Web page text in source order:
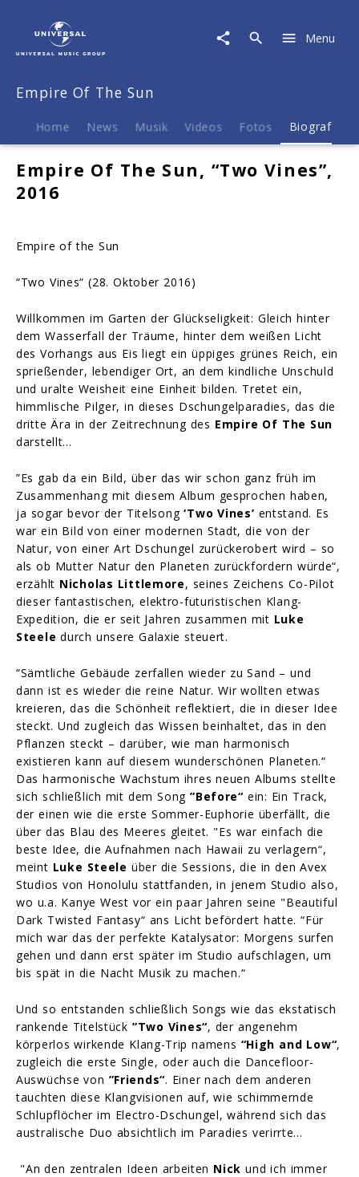
Sun
Biografie
Menu
Empire Of The Sun
Home News Musik Videos Fotos Biografie
Empire Of The Sun, “Two Vines”,
2016
Empire of the Sun
“Two Vines“ (28. Oktober 2016)
Willkommen im Garten der Glückseligkeit: Gleich hinter
dem Wasserfall der Träume, hinter dem weißen Licht
des Vorhangs aus Eis liegt ein üppiges grünes Reich, ein
sprießender, lebendiger Ort, an dem kindliche Unschuld
und uralte Weisheit eine Einheit bilden. Tretet ein,
himmlische Pilger, in dieses Dschungelparadies, das die
dritte Ära in der Zeitrechnung des Empire Of The Sun
darstellt…
”Es gab da ein Bild, über das wir schon ganz früh im
Zusammenhang mit diesem Album gesprochen haben,
ja sogar bevor der Titelsong‘Two Vines’ entstand. Es
war ein Bild von einer modernen Stadt, die von der
Natur, von einer Art Dschungel zurückerobert wird – so
als ob Mutter Natur den Planeten zurückfordern würde“,
erzählt Nicholas Littlemore, seines Zeichens Co-Pilot
dieser fantastischen, elektro-futuristischen Klang-
Expedition, die er seit Jahren zusammen mit Luke
Steele durch unsere Galaxie steuert.
“Sämtliche Gebäude zerfallen wieder zu Sand – und
dann ist es wieder die reine Natur. Wir wollten etwas
kreieren, das die Schönheit reflektiert, die in dieser Idee
steckt. Und zugleich das Wissen beinhaltet, das in den
Pflanzen steckt – darüber, wie man harmonisch
existieren kann auf diesem wunderschönen Planeten.“
Das harmonische Wachstum ihres neuen Albums stellte
sich schließlich mit dem Song”Before“ ein: Ein Track,
der einen wie die erste Sommer-Euphorie überfällt, die
über das Blau des Meeres gleitet. "Es war einfach die
beste Idee, die Aufnahmen nach Hawaii zu verlagern“,
meint Luke Steele über die Sessions, die in den Avex
Studios von Honolulu stattfanden, in jenem Studio also,
wo u.a. Kanye West vor ein paar Jahren seine "Beautiful
Dark Twisted Fantasy“ ans Licht befördert hatte. “Für
mich war das der perfekte Katalysator: Morgens surfen
gehen und dann erst später im Studio aufschlagen, um
bis spät in die Nacht Musik zu machen.“
Und so entstanden schließlich Songs wie das ekstatisch
rankende Titelstück ”Two Vines“, der angenehm
körperlos wirkende Klang-Trip namens “High and Low“,
zugleich die erste Single, oder auch die Dancefloor-
Auswüchse von ”Friends“. Einer nach dem anderen
tauchten diese Klangvisionen auf, wie schimmernde
Schlupflöcher im Electro-Dschungel, während sich das
australische Duo absichtlich im Paradies verirrte…
"An den zentralen Ideen arbeiten Nick und ich immer